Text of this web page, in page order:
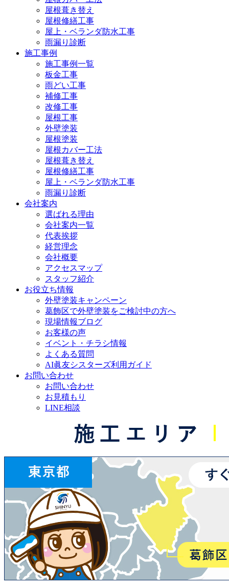
屋根葺き替え
屋根修繕工事
屋上・ベランダ防水工事
雨漏り診断
施工事例
施工事例一覧
板金工事
雨どい工事
補修工事
改修工事
屋根工事
外壁塗装
屋根塗装
屋根カバー工法
屋根葺き替え
屋根修繕工事
屋上・ベランダ防水工事
雨漏り診断
会社案内
選ばれる理由
会社案内一覧
代表挨拶
経営理念
会社概要
アクセスマップ
スタッフ紹介
お役立ち情報
外壁塗装キャンペーン
葛飾区で外壁塗装をご検討中の方へ
現場情報ブログ
お客様の声
イベント・チラシ情報
よくある質問
AI眞友シスターズ利用ガイド
お問い合わせ
お問い合わせ
お見積もり
LINE相談